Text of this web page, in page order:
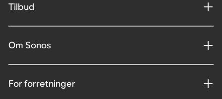
Tilbud
Om Sonos
For forretninger